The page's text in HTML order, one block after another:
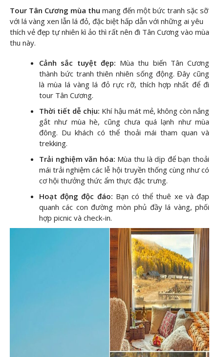
Tour Tân Cương mùa thu mang đến một bức tranh sặc sỡ
với lá vàng xen lẫn lá đỏ, đặc biệt hấp dẫn với những ai yêu
thích vẻ đẹp tự nhiên kì ảo thì rất nên đi Tân Cương vào mùa
thu này.
Cảnh sắc tuyệt đẹp: Mùa thu biến Tân Cương
thành bức tranh thiên nhiên sống động. Đây cũng
là mùa lá vàng lá đỏ rực rỡ, thích hợp nhất để đi
tour Tân Cương.
Thời tiết dễ chịu: Khí hậu mát mẻ, không còn nắng
gắt như mùa hè, cũng chưa quá lạnh như mùa
đông. Du khách có thể thoải mái tham quan và
trekking.
Trải nghiệm văn hóa: Mùa thu là dịp để bạn thoải
mái trải nghiệm các lễ hội truyền thống cùng như có
cơ hội thưởng thức ẩm thực đặc trưng.
Hoạt động độc đáo: Bạn có thể thuê xe và đạp
quanh các con đường mòn phủ đầy lá vàng, phối
hợp picnic và check-in.